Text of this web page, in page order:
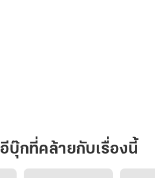
อีบุ๊กที่คล้ายกับเรื่องนี้